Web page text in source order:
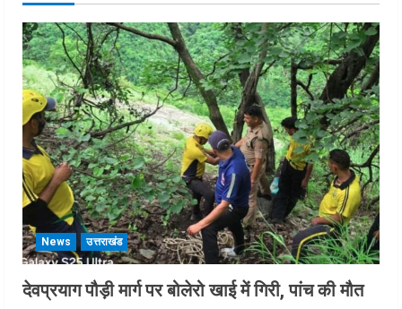
News उत्तराखंड
देवप्रयाग पौड़ी मार्ग पर बोलेरो खाई में गिरी, पांच की मौत